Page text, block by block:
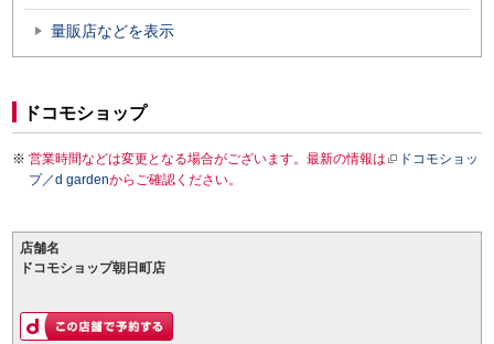
量販店などを表示
ドコモショップ
営業時間などは変更となる場合がございます。最新の情報は
ドコモショッ
プ／d gardenからご確認ください。
店舗名
ドコモショップ朝日町店